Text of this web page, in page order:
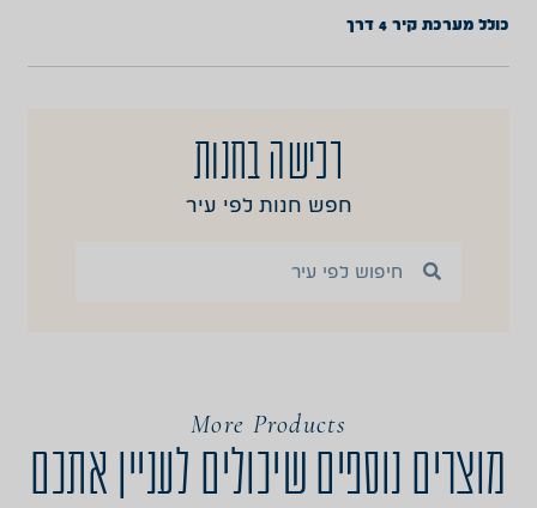
כולל מערכת קיר 4 דרך
רכישה בחנות
חפש חנות לפי עיר
More Products
מוצרים נוספים שיכולים לעניין אתכם